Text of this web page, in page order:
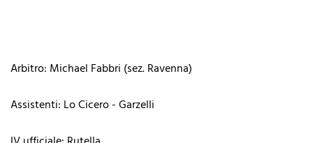
Arbitro: Michael Fabbri (sez. Ravenna)
Assistenti: Lo Cicero - Garzelli